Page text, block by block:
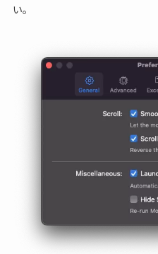
い。